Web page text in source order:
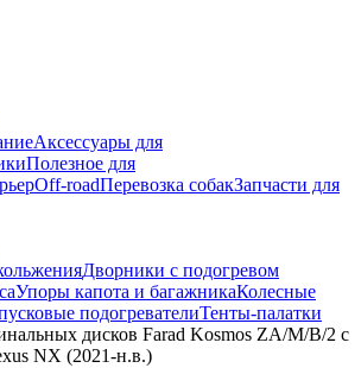
Аксессуары для
Полезное для
Off-roadПеревозка собакЗапчасти для
Дворники с подогревом
Упоры капота и багажникаКолесные
подогревателиТенты-палатки
дисков Farad Kosmos ZA/M/B/2 с
NX (2021-н.в.)